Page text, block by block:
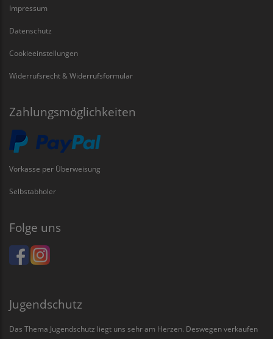
Impressum
Datenschutz
Cookieeinstellungen
Widerrufsrecht & Widerrufsformular
Zahlungsmöglichkeiten
Vorkasse per Überweisung
Selbstabholer
Folge uns
Jugendschutz
Das Thema Jugendschutz liegt uns sehr am Herzen. Deswegen verkaufen